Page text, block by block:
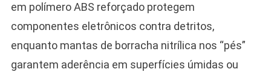
em polímero ABS reforçado protegem
componentes eletrônicos contra detritos,
enquanto mantas de borracha nitrílica nos “pés”
garantem aderência em superfícies úmidas ou